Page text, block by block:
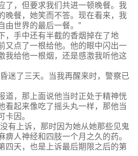
了，但要求我们共进一顿晚餐。我
晚餐，她笑而不答。现在看来，我
由世界的最后一餐。”
，手中还有半截的香烟掉在了地
又点了一根给他。他的眼中闪出一
我给他一根烟，还是感激我听他这
迷了三天。当我再醒来时，警察已
道，那上面说他当时正处于精神恍
看起来像吃了摇头丸一样，那他当
卡因。
有上诉，那时因为她从她那些见鬼
痹人神经和四肢一个月之久的药。
四天，也是上诉最后期限之后的第